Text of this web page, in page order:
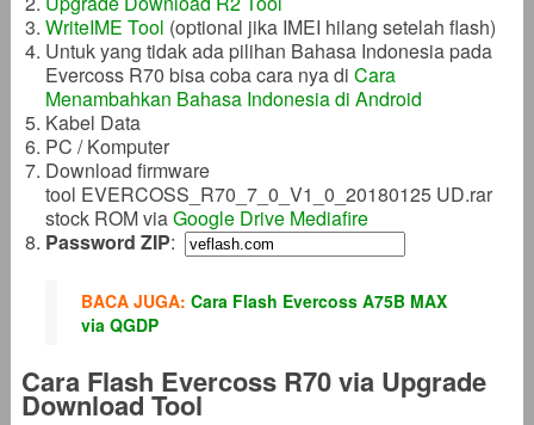
WriteIME Tool (optional jika IMEI hilang setelah flash)
Untuk yang tidak ada pilihan Bahasa Indonesia pada
Evercoss R70 bisa coba cara nya di Cara
Menambahkan Bahasa Indonesia di Android
Kabel Data
PC / Komputer
Download firmware
tool EVERCOSS_R70_7_0_V1_0_20180125 UD.rar
stock ROM viaGoogle Drive Mediafire
Password ZIP:
BACA JUGA: Cara Flash Evercoss A75B MAX
via QGDP
Cara Flash Evercoss R70 via Upgrade
Download Tool